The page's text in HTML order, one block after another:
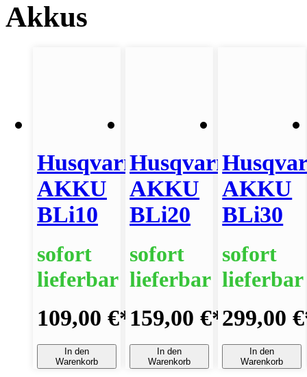
Akkus
Husqvarna
AKKU
BLi10
sofort
lieferbar
109,00 €*
In den
Warenkorb
Husqvarna
AKKU
BLi20
sofort
lieferbar
159,00 €*
In den
Warenkorb
AKKU
BLi30
sofort
lieferbar
299,00 €
In den
Warenkorb